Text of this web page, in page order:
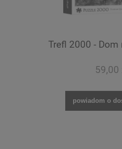
Trefl 2000 - Dom
59,00
powiadom o